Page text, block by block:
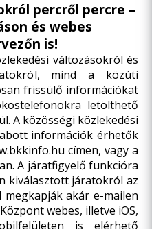
percről percre –
és webes
is!
változásokról és
mind a közúti
frissülő információkat
letölthető
A közösségi közlekedési
információk érhetők
címen, vagy a
A járatfigyelő funkcióra
kiválasztott járatokról az
akár e-mailen
webes, illetve iOS,
is elérhető